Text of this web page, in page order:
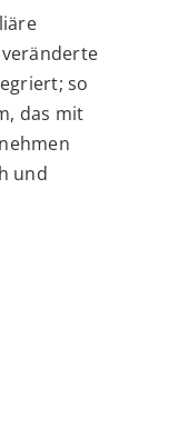
so
das mit
und